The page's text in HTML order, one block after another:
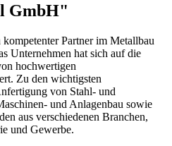
GmbH"
Partner im Metallbau
Unternehmen hat sich auf die
hochwertigen
Zu den wichtigsten
von Stahl- und
und Anlagenbau sowie
aus verschiedenen Branchen,
und Gewerbe.